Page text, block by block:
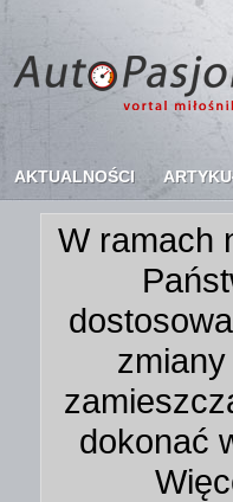
AKTUALNOŚCI
W ramach
dokonać